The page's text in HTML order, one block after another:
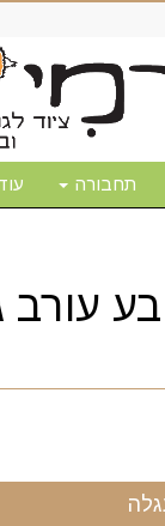
תחבורה
עורב